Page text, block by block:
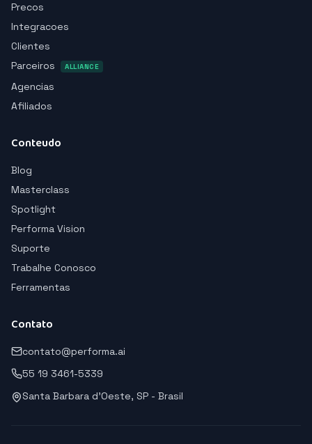
Precos
Integracoes
Clientes
Parceiros
ALLIANCE
Agencias
Afiliados
Conteudo
Blog
Masterclass
Spotlight
Performa Vision
Suporte
Trabalhe Conosco
Ferramentas
Contato
contato@performa.ai
55 19 3461-5339
Santa Barbara d'Oeste, SP - Brasil